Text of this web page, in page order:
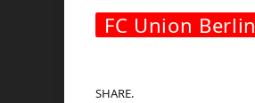
FC Union Berlin
SHARE.